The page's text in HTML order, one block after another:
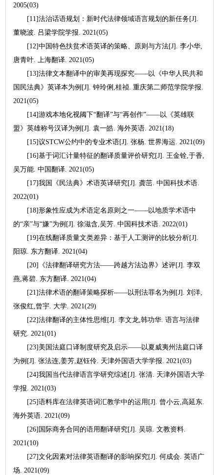
2005(03)
[11]法治话语规划：新时代法律领域语言规划的新任务[J].
董晓波. 吕梁学院学报. 2021(05)
[12]中国特色扶贫术语英译的策略、原则与方法[J]. 李小华,
唐青叶. 上海翻译. 2021(05)
[13]法律文本翻译中的审美再现探究——以《中华人民共和
国民法典》英译本为例[J]. 钟玲俐,桂祯. 重庆第二师范学院学报.
2021(05)
[14]游戏本地化视阈下“翻译”与“再创作”——以《英雄联
盟》英雄称号汉译为例[J]. 袁一皓. 海外英语. 2021(18)
[15]议STCW公约中的专业术语[J]. 张杨. 世界海运. 2021(09)
[16]基于词汇计量特征的翻译质量评价研究[J]. 王金铨,于香,
吴万能. 中国翻译. 2021(05)
[17]我国《民法典》术语英译研究[J]. 龚茁. 中国科技术语.
2022(01)
[18]形象性应成为术语定名原则之一——以地质学术语中
的“亲”与“嫌”为例[J]. 徐滋含,吴芳. 中国科技术语. 2022(01)
[19]在线翻译质量文类差异：基于人工测评的比较分析[J].
阳琼. 东方翻译. 2021(04)
[20]《法律翻译研究方法——跨越方法边界》述评[J]. 李双
燕,蒋碧. 东方翻译. 2021(04)
[21]法律术语的翻译策略探析——以刑法罪名为例[J]. 刘洋,
张俊红,曾宇. 大学. 2021(29)
[22]法律翻译的主体性思维[J]. 李文龙,韩功华. 语言与法律
研究. 2021(01)
[23]美国法庭口译制度研究及启示——以夏威夷州法庭口译
为例[J]. 张法连,姜芳,赵钰伶. 天津外国语大学学报. 2021(03)
[24]我国当代法律语言学研究综述[J]. 张清. 天津外国语大学
学报. 2021(03)
[25]语料库在法律英语词汇教学中的运用[J]. 曾小云,高延东.
海外英语. 2021(09)
[26]国际商务合同的语用翻译研究[J]. 吴琼. 文教资料.
2021(10)
[27]文化因素对法律英语翻译的影响探究[J]. 何成会. 英语广
场. 2021(09)